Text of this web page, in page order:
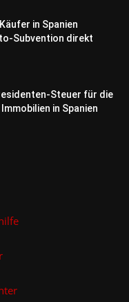
in Spanien
Subvention direkt
Steuer für die
in Spanien